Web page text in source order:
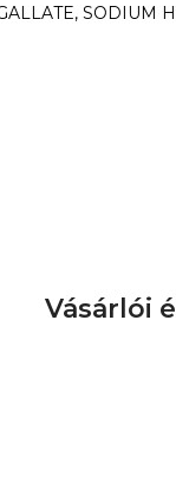
SODIUM
Vásárlói